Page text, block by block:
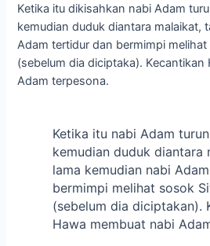
Ketika itu dikisahkan nabi Adam
kemudian duduk diantara malaikat,
Adam tertidur dan bermimpi
(sebelum dia diciptaka).
Adam terpesona.
Ketika itu nabi Adam
kemudian duduk diantara
lama kemudian nabi
bermimpi melihat sosok
(sebelum dia diciptakan).
Hawa membuat nabi